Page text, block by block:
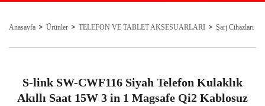
Anasayfa Ürünler TELEFON VE TABLET AKSESUARLARI Şarj Cihazları
S-link SW-CWF116 Siyah Telefon Kulaklık
Akıllı Saat 15W 3 in 1 Magsafe Qi2 Kablosuz